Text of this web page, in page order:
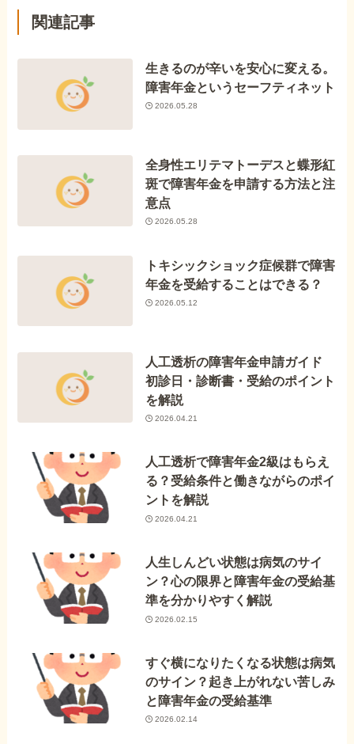
関連記事
生きるのが辛いを安心に変える。
障害年金というセーフティネット
2026.05.28
全身性エリテマトーデスと蝶形紅
斑で障害年金を申請する方法と注
意点
2026.05.28
トキシックショック症候群で障害
年金を受給することはできる？
2026.05.12
人工透析の障害年金申請ガイド
初診日・診断書・受給のポイント
を解説
2026.04.21
人工透析で障害年金2級はもらえ
る？受給条件と働きながらのポイ
ントを解説
2026.04.21
人生しんどい状態は病気のサイ
ン？心の限界と障害年金の受給基
準を分かりやすく解説
2026.02.15
すぐ横になりたくなる状態は病気
のサイン？起き上がれない苦しみ
と障害年金の受給基準
2026.02.14